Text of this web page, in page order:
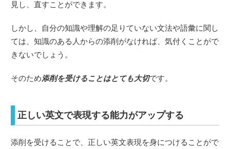
見し、直すことができます。
しかし、自分の知識や理解の足りていない文法や語彙に関し
ては、知識のある人からの添削がなければ、気付くことがで
きないでしょう。
そのため添削を受けることはとても大切です。
正しい英文で表現する能力がアップする
添削を受けることで、正しい英文表現を身につけることがで